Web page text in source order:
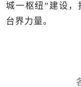
城一枢纽”建设
台界力量。